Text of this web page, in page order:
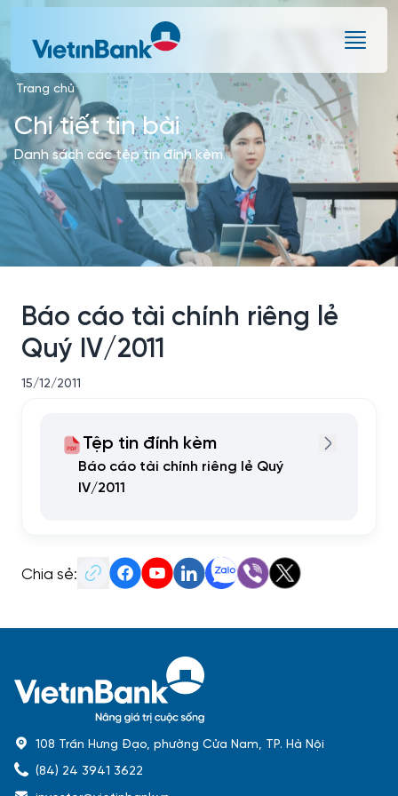
Trang chủ
Chi tiết tin bài
Danh sách các tệp tin đính kèm
Báo cáo tài chính riêng lẻ
Quý IV/2011
15/12/2011
Tệp tin đính kèm
Báo cáo tài chính riêng lẻ Quý
IV/2011
Chia sẻ:
108 Trần Hưng Đạo, phường Cửa Nam, TP. Hà Nội
(84) 24 3941 3622